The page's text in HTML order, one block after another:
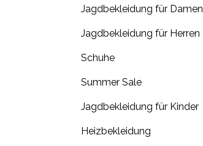
Jagdbekleidung für Damen
Jagdbekleidung für Herren
Schuhe
Summer Sale
Jagdbekleidung für Kinder
Heizbekleidung